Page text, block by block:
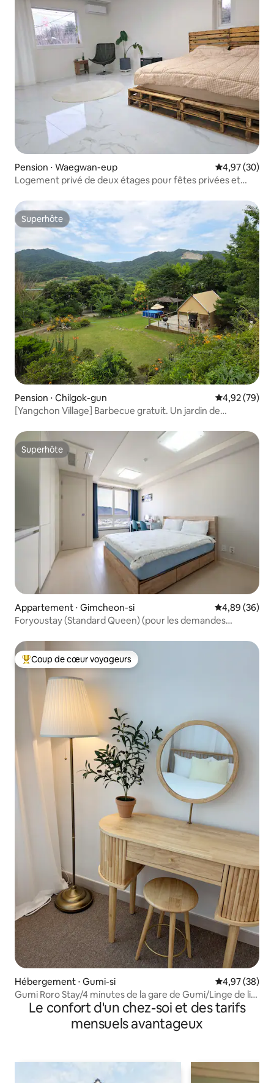
Pension ⋅ Waegwan-eup Évaluation
4,97 (30)
Logement privé de deux étages pour fêtes privées et
Superhôte
Superhôte
Pension ⋅ Chilgok-gun Évaluation
4,92 (79)
[Yangchon Village] Barbecue gratuit. Un jardin de
Superhôte
Superhôte
Appartement ⋅ Gimcheon-si Évaluation
4,89 (36)
Foryoustay (Standard Queen) (pour les demandes
longue durée uniquement)
Coups de cœur voyageurs les plus appréciés
Coup de cœur voyageurs
Hébergement ⋅ Gumi-si Évaluation
4,97 (38)
Gumi Roro Stay/4 minutes de la gare de Gumi/Linge de lit
d'hôtel/Logement chaleureux à Geumridan-gil/Pas de
problème de bruit pour le stationnement/Logement privé
avec toit-terrasse/Lit bébé
Le confort d'un chez-soi et des tarifs
mensuels avantageux